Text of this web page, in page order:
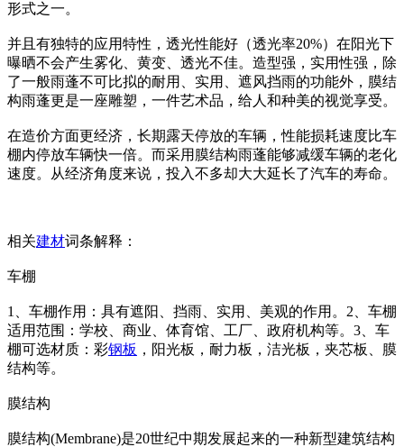
形式之一。
并且有独特的应用特性，透光性能好（透光率20%）在阳光下
曝晒不会产生雾化、黄变、透光不佳。造型强，实用性强，除
了一般雨蓬不可比拟的耐用、实用、遮风挡雨的功能外，膜结
构雨蓬更是一座雕塑，一件艺术品，给人和种美的视觉享受。
在造价方面更经济，长期露天停放的车辆，性能损耗速度比车
棚内停放车辆快一倍。而采用膜结构雨蓬能够减缓车辆的老化
速度。从经济角度来说，投入不多却大大延长了汽车的寿命。
相关建材词条解释：
车棚
1、车棚作用：具有遮阳、挡雨、实用、美观的作用。2、车棚
适用范围：学校、商业、体育馆、工厂、政府机构等。3、车
棚可选材质：彩钢板 ，阳光板，耐力板，洁光板，夹芯板、膜
结构等。
膜结构
膜结构(Membrane)是20世纪中期发展起来的一种新型建筑结构